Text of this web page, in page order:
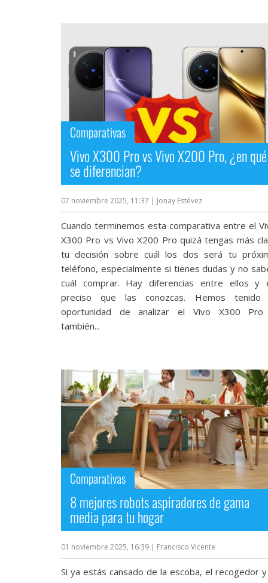
Comparativas
Vivo X300 Pro vs Vivo X200 Pro, ¿en qué
se diferencian?
07 noviembre 2025, 11:37 | Jonay Estévez
Cuando terminemos esta comparativa entre el
X300 Pro vs Vivo X200 Pro quizá tengas más
tu decisión sobre cuál los dos será tu
teléfono, especialmente si tienes dudas y no
cuál comprar. Hay diferencias entre ellos y
preciso que las conozcas. Hemos tenido
oportunidad de analizar el Vivo X300
también...
Comparativas
8 mejores robots aspiradores de gama
media para tu hogar
01 noviembre 2025, 16:39 | Francisco Vicente
Si ya estás cansado de la escoba, el recogedor y